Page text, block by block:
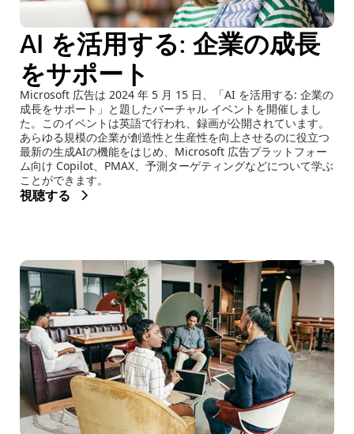
AI を活用する: 企業の成長
をサポート
Microsoft 広告は 2024 年 5 月 15 日、「AI を活用する: 企業の
成長をサポート」と題したバーチャル イベントを開催しまし
た。このイベントは英語で行われ、録画が公開されています。
あらゆる規模の企業が創造性と生産性を向上させるのに役立つ
最新の生成AIの機能をはじめ、Microsoft 広告プラットフォー
ム向け Copilot、PMAX、予測ターゲティングなどについて学ぶ
ことができます。
視聴する(opens new window)